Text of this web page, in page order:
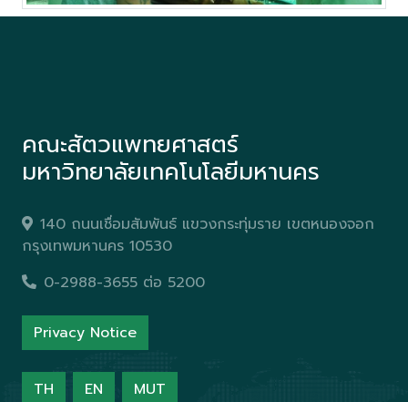
คณะสัตวแพทยศาสตร์
มหาวิทยาลัยเทคโนโลยีมหานคร
140 ถนนเชื่อมสัมพันธ์ แขวงกระทุ่มราย เขตหนองจอก
กรุงเทพมหานคร 10530
0-2988-3655 ต่อ 5200
Privacy Notice
TH EN MUT